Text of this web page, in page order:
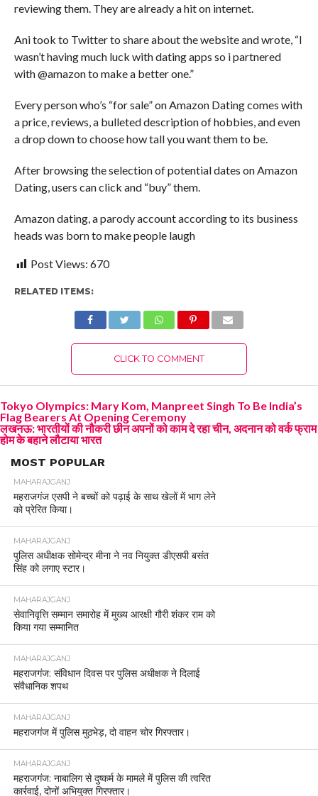
reviewing them. They are already a hit on internet.
Ani took to Twitter to share about the website and wrote, “I
wasn’t having much luck with dating apps so i partnered
with @amazon to make a better one.”
Every person who’s “for sale” on Amazon Dating comes with
a price, reviews, a bulleted description of hobbies, and even
a drop down to choose how tall you want them to be.
After browsing the selection of potential dates on Amazon
Dating, users can click and “buy” them.
Amazon dating, a parody account according to its business
heads was born to make people laugh
Post Views: 670
RELATED ITEMS:
CLICK TO COMMENT
Tokyo Olympics: Mary Kom, Manpreet Singh To Be India’s
Flag Bearers At Opening Ceremony
लखनऊ: भारतीयों की नौकरी छीन अपनों को काम दे रहा चीन, अदनान को वर्क फ्राम
होम के बहाने लौटाया भारत
MOST POPULAR
MAHARAJGANJ
महराजगंज एसपी ने बच्चों को पढ़ाई के साथ खेलों में भाग लेने
को प्रेरित किया।
MAHARAJGANJ
पुलिस अधीक्षक सोमेन्द्र मीना ने नव नियुक्त डीएसपी बसंत
सिंह को लगाए स्टार।
MAHARAJGANJ
सेवानिवृत्ति सम्मान समारोह में मुख्य आरक्षी गौरी शंकर राम को
किया गया सम्मानित
MAHARAJGANJ
महराजगंज: संविधान दिवस पर पुलिस अधीक्षक ने दिलाई
संवैधानिक शपथ
MAHARAJGANJ
महराजगंज में पुलिस मुठभेड़, दो वाहन चोर गिरफ्तार।
MAHARAJGANJ
महराजगंज: नाबालिग से दुष्कर्म के मामले में पुलिस की त्वरित
कार्रवाई, दोनों अभियुक्त गिरफ्तार।